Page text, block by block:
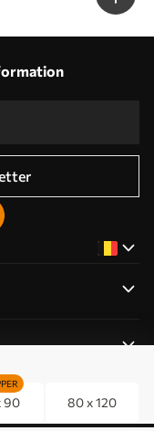
90 80 x 120